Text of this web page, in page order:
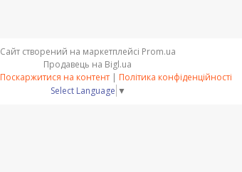
Сайт створений на маркетплейсі Prom.ua
Продавець на Bigl.ua
Поскаржитися на контент | Політика конфіденційності
Select Language ▼